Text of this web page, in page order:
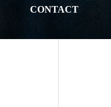
CONTACT